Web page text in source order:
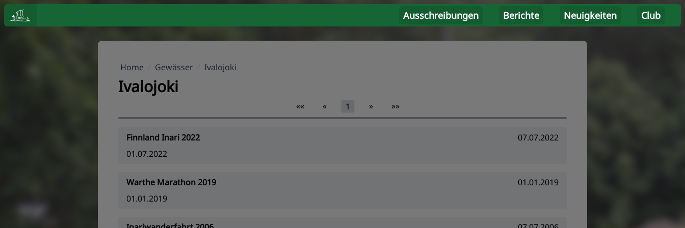
Ausschreibungen Berichte Neuigkeiten Club
Home Gewässer Ivalojoki
Ivalojoki
«« « 1 » »»
Finnland Inari 2022
07.07.2022
01.07.2022
Warthe Marathon 2019
01.01.2019
01.01.2019